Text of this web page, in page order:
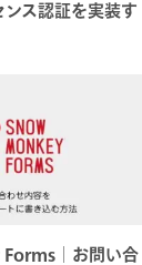
ス認証を実装す
お問い合